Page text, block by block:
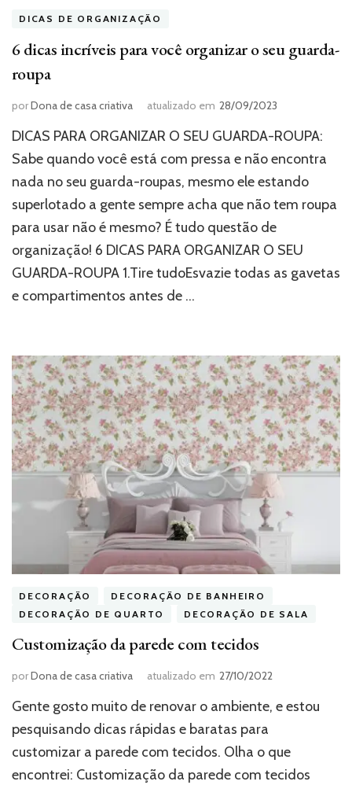
DICAS DE ORGANIZAÇÃO
6 dicas incríveis para você organizar o seu guarda-
roupa
porDona de casa criativa atualizado em 28/09/2023
DICAS PARA ORGANIZAR O SEU GUARDA-ROUPA:
Sabe quando você está com pressa e não encontra
nada no seu guarda-roupas, mesmo ele estando
superlotado a gente sempre acha que não tem roupa
para usar não é mesmo? É tudo questão de
organização! 6 DICAS PARA ORGANIZAR O SEU
GUARDA-ROUPA 1.Tire tudoEsvazie todas as gavetas
e compartimentos antes de …
DECORAÇÃO
DECORAÇÃO DE BANHEIRO
DECORAÇÃO DE QUARTO
DECORAÇÃO DE SALA
Customização da parede com tecidos
porDona de casa criativa atualizado em 27/10/2022
Gente gosto muito de renovar o ambiente, e estou
pesquisando dicas rápidas e baratas para
customizar a parede com tecidos. Olha o que
encontrei: Customização da parede com tecidos